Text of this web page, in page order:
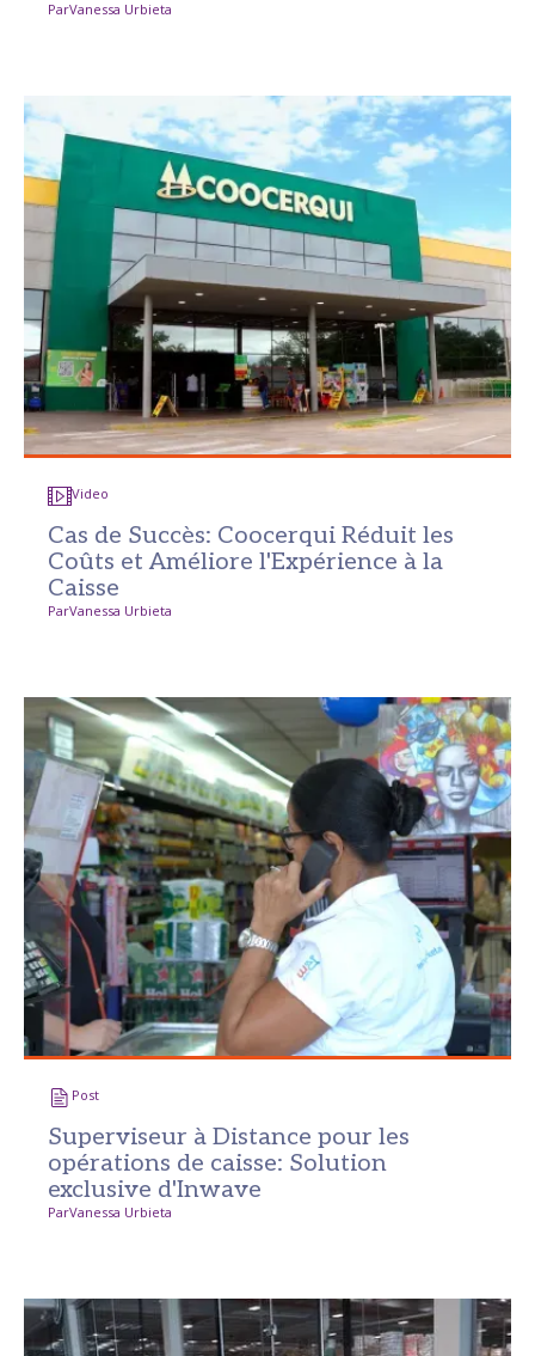
ParVanessa Urbieta
Video
Cas de Succès: Coocerqui Réduit les
Coûts et Améliore l'Expérience à la
Caisse
ParVanessa Urbieta
Post
Superviseur à Distance pour les
opérations de caisse: Solution
exclusive d'Inwave
ParVanessa Urbieta